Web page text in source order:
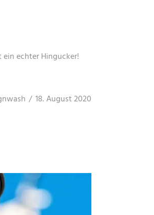
ein echter Hingucker!
18. August 2020